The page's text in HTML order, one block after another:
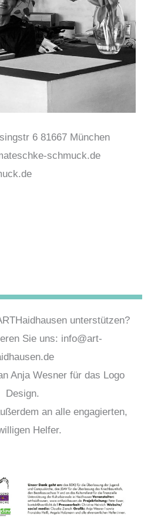
6 81667 München
schmuck.de
unterstützen?
Sie uns: info@art-
Anja Wesner für das Logo
Design.
an alle engagierten,
Helfer.